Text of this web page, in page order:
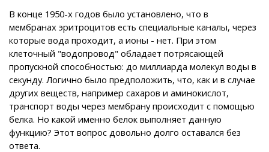
В конце 1950-х годов было установлено, что в
мембранах эритроцитов есть специальные каналы, через
которые вода проходит, а ионы - нет. При этом
клеточный "водопровод" обладает потрясающей
пропускной способностью: до миллиарда молекул воды в
секунду. Логично было предположить, что, как и в случае
других веществ, например сахаров и аминокислот,
транспорт воды через мембрану происходит с помощью
белка. Но какой именно белок выполняет данную
функцию? Этот вопрос довольно долго оставался без
ответа.